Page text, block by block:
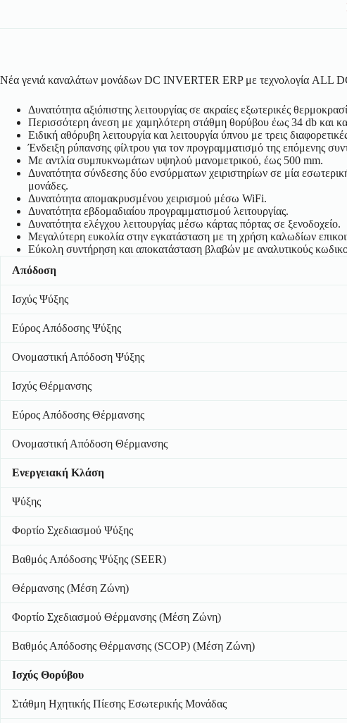
Νέα γενιά καναλάτων μονάδων DC INVERTER ERP με τεχνολογία ALL
Δυνατότητα αξιόπιστης λειτουργίας σε ακραίες εξωτερικές
Περισσότερη άνεση με χαμηλότερη στάθμη θορύβου έως 34 db και
Ειδική αθόρυβη λειτουργία και λειτουργία ύπνου με τρεις
Ένδειξη ρύπανσης φίλτρου για τον προγραμματισμό της επόμενης
Με αντλία συμπυκνωμάτων υψηλού μανομετρικού, έως 500 mm.
Δυνατότητα σύνδεσης δύο ενσύρματων χειριστηρίων σε μία
μονάδες.
Δυνατότητα απομακρυσμένου χειρισμού μέσω WiFi.
Δυνατότητα εβδομαδιαίου προγραμματισμού λειτουργίας.
Δυνατότητα ελέγχου λειτουργίας μέσω κάρτας πόρτας σε ξενοδοχείο.
Μεγαλύτερη ευκολία στην εγκατάσταση με τη χρήση καλωδίων
Εύκολη συντήρηση και αποκατάσταση βλαβών με αναλυτικούς
Απόδοση
Ισχύς Ψύξης
Εύρος Απόδοσης Ψύξης
Ονομαστική Απόδοση Ψύξης
Ισχύς Θέρμανσης
Εύρος Απόδοσης Θέρμανσης
Ονομαστική Απόδοση Θέρμανσης
Ενεργειακή Κλάση
Ψύξης
Φορτίο Σχεδιασμού Ψύξης
Βαθμός Απόδοσης Ψύξης (SEER)
Θέρμανσης (Μέση Ζώνη)
Φορτίο Σχεδιασμού Θέρμανσης (Μέση Ζώνη)
Βαθμός Απόδοσης Θέρμανσης (SCOP) (Μέση Ζώνη)
Ισχύς Θορύβου
Στάθμη Ηχητικής Πίεσης Εσωτερικής Μονάδας